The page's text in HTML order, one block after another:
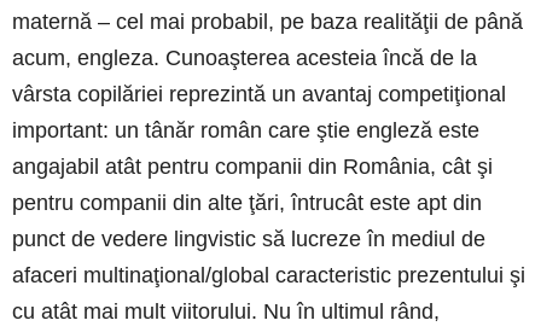
maternă – cel mai probabil, pe baza realităţii de până
acum, engleza. Cunoaşterea acesteia încă de la
vârsta copilăriei reprezintă un avantaj competiţional
important: un tânăr român care ştie engleză este
angajabil atât pentru companii din România, cât şi
pentru companii din alte ţări, întrucât este apt din
punct de vedere lingvistic să lucreze în mediul de
afaceri multinaţional/global caracteristic prezentului şi
cu atât mai mult viitorului. Nu în ultimul rând,